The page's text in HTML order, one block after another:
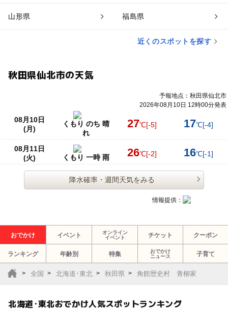
山形県 福島県
近くのスポットを探す
秋田県仙北市の天気
予報地点：秋田県仙北市
2026年08月10日 12時00分発表
08月10日
(月)
くもり のち 晴
れ
27℃[-5] 17℃[-4]
08月11日
(火)
くもり 一時 雨 26℃[-2] 16℃[-1]
降水確率・週間天気をみる
情報提供：
おでかけ イベント
オンライン
イベント
チケット クーポン
ランキング 年齢別 特集
おでかけ
ニュース
子育て
全国 北海道･東北 秋田県 角館歴史村 青柳家
北海道･東北おでかけ人気スポットランキング